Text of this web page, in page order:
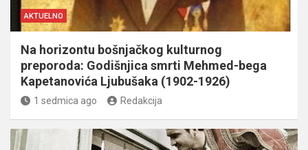
AKTUELNO
Na horizontu bošnjačkog kulturnog
preporoda: Godišnjica smrti Mehmed-bega
Kapetanovića Ljubušaka (1902-1926)
1 sedmica ago Redakcija